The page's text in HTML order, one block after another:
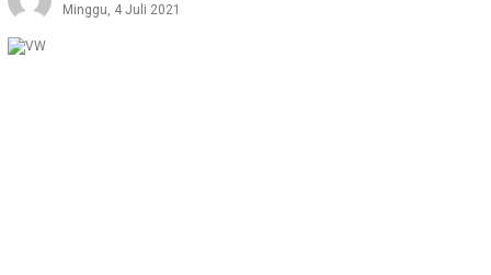
Minggu, 4 Juli 2021